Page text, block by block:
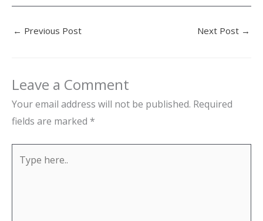
← Previous Post Next Post →
Leave a Comment
Your email address will not be published. Required
fields are marked *
here..